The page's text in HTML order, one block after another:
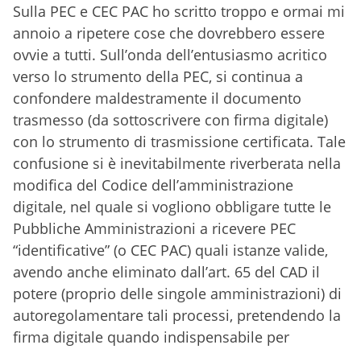
Sulla PEC e CEC PAC ho scritto troppo e ormai mi
annoio a ripetere cose che dovrebbero essere
ovvie a tutti. Sull’onda dell’entusiasmo acritico
verso lo strumento della PEC, si continua a
confondere maldestramente il documento
trasmesso (da sottoscrivere con firma digitale)
con lo strumento di trasmissione certificata. Tale
confusione si è inevitabilmente riverberata nella
modifica del Codice dell’amministrazione
digitale, nel quale si vogliono obbligare tutte le
Pubbliche Amministrazioni a ricevere PEC
“identificative” (o CEC PAC) quali istanze valide,
avendo anche eliminato dall’art. 65 del CAD il
potere (proprio delle singole amministrazioni) di
autoregolamentare tali processi, pretendendo la
firma digitale quando indispensabile per